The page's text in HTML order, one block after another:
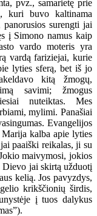
pvz., samarietę prie
kuri buvo kaltinama
surengti jai
į Simono namus kaip
vardo moteris yra
vardą fariziejai, kurie
lyties sferą, bet iš jo
kitą žmogų,
savimi; žmogus
nuteiktas. Mes
mylimi. Panašiai
Evangelijos
kalba apie lyties
paaiški reikalas, ji su
maivymosi, jokios
jai skirtą užduotį
kelią. Jos pavyzdys,
krikščionių širdis,
į tuos dalykus